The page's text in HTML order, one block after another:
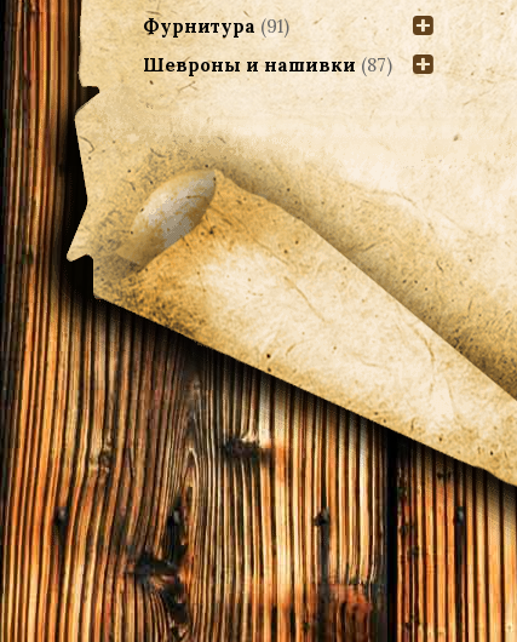
Фурнитура (91)
Шевроны и нашивки (87)